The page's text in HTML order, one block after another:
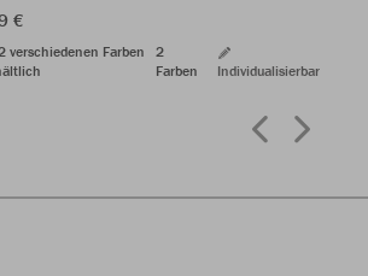
€
verschiedenen Farben
2
Farben
Individualisierbar